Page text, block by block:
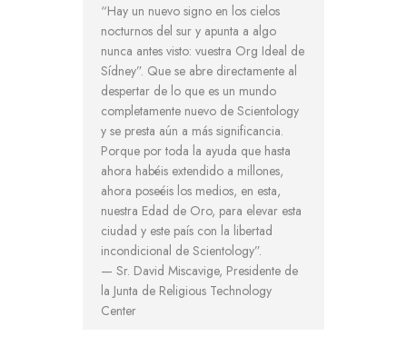
“Hay un nuevo signo en los cielos
nocturnos del sur y apunta a algo
nunca antes visto: vuestra Org Ideal de
Sídney”. Que se abre directamente al
despertar de lo que es un mundo
completamente nuevo de Scientology
y se presta aún a más significancia.
Porque por toda la ayuda que hasta
ahora habéis extendido a millones,
ahora poseéis los medios, en esta,
nuestra Edad de Oro, para elevar esta
ciudad y este país con la libertad
incondicional de Scientology”.
— Sr. David Miscavige, Presidente de
la Junta de Religious Technology
Center